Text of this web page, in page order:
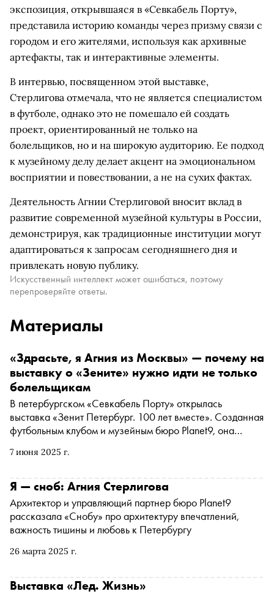
экспозиция, открывшаяся в «Севкабель Порту»,
представила историю команды через призму связи с
городом и его жителями, используя как архивные
артефакты, так и интерактивные элементы.
В интервью, посвященном этой выставке,
Стерлигова отмечала, что не является специалистом
в футболе, однако это не помешало ей создать
проект, ориентированный не только на
болельщиков, но и на широкую аудиторию. Ее подход
к музейному делу делает акцент на эмоциональном
восприятии и повествовании, а не на сухих фактах.
Деятельность Агнии Стерлиговой вносит вклад в
развитие современной музейной культуры в России,
демонстрируя, как традиционные институции могут
адаптироваться к запросам сегодняшнего дня и
привлекать новую публику.
Искусственный интеллект может ошибаться, поэтому
перепроверяйте ответы.
Материалы
7 июня 2025 г.
«Здрасьте, я Агния из Москвы» — почему на
выставку о «Зените» нужно идти не только
болельщикам
В петербургском «Севкабель Порту» открылась
выставка «Зенит Петербург. 100 лет вместе». Созданная
футбольным клубом и музейным бюро Planet9, она
сколько о почти мистической связи между командой,
поговорил с основателем и генеральным директором
музейного бюро Planet9 Агнией Стерлиговой
26 марта 2025 г.
Я — сноб: Агния Стерлигова
Архитектор и управляющий партнер бюро Planet9
рассказала «Снобу» про архитектуру впечатлений,
важность тишины и любовь к Петербургу
Выставка «Лед. Жизнь»